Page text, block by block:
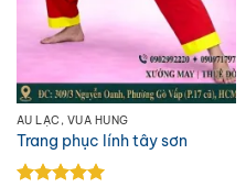
ÂU LẠC, VUA HÙNG
Trang phục lính tây sơn